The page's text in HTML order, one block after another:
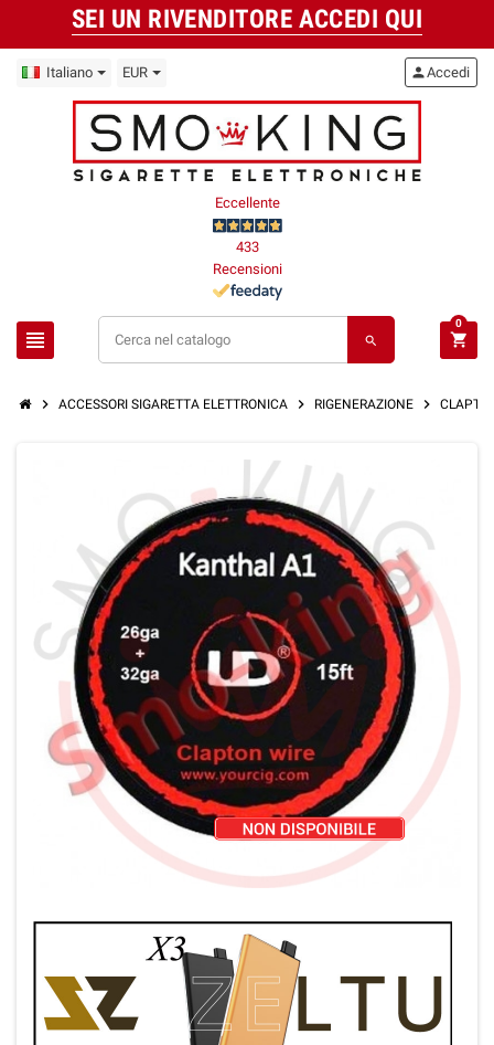
SEI UN RIVENDITORE ACCEDI QUI
Italiano EUR
Eccellente
433
Recensioni
view_headline search
personAccedi
shopping_cart
0
chevron_right ACCESSORI SIGARETTA ELETTRONICA chevron_right RIGENERAZIONE chevron_right